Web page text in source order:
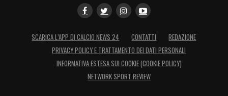
SCARICA L’APP DI CALCIO NEWS 24 CONTATTI
REDAZIONE
PRIVACY POLICY E TRATTAMENTO DEI DATI PERSONALI
INFORMATIVA ESTESA SUI COOKIE (COOKIE POLICY)
NETWORK SPORT REVIEW